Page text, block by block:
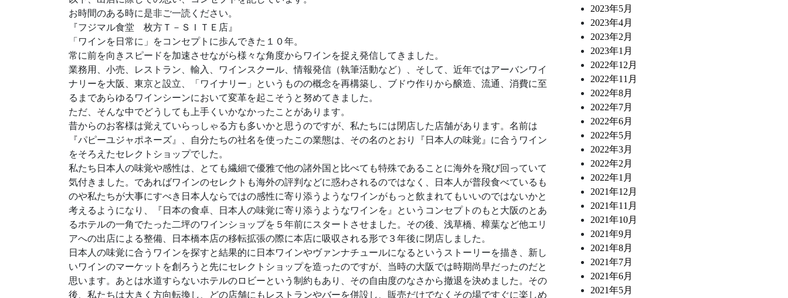
お時間のある時に是非ご一読ください。
『フジマル食堂 枚方Ｔ－ＳＩＴＥ店』
「ワインを日常に」をコンセプトに歩んできた１０年。
常に前を向きスピードを加速させながら様々な角度からワインを捉え発信してきました。
業務用、小売、レストラン、輸入、ワインスクール、情報発信（執筆活動など）、そして、近年ではアーバンワイ
ナリーを大阪、東京と設立、「ワイナリー」というものの概念を再構築し、ブドウ作りから醸造、流通、消費に至
るまであらゆるワインシーンにおいて変革を起こそうと努めてきました。
ただ、そんな中でどうしても上手くいかなかったことがあります。
昔からのお客様は覚えていらっしゃる方も多いかと思うのですが、私たちには閉店した店舗があります。名前は
『パピーユジャポネーズ』、自分たちの社名を使ったこの業態は、その名のとおり『日本人の味覚』に合うワイン
をそろえたセレクトショップでした。
私たち日本人の味覚や感性は、とても繊細で優雅で他の諸外国と比べても特殊であることに海外を飛び回っていて
気付きました。であればワインのセレクトも海外の評判などに惑わされるのではなく、日本人が普段食べているも
のや私たちが大事にすべき日本人ならではの感性に寄り添うようなワインがもっと飲まれてもいいのではないかと
考えるようになり、『日本の食卓、日本人の味覚に寄り添うようなワインを』というコンセプトのもと大阪のとあ
るホテルの一角でたった二坪のワインショップを５年前にスタートさせました。その後、浅草橋、樟葉など他エリ
アへの出店による整備、日本橋本店の移転拡張の際に本店に吸収される形で３年後に閉店しました。
日本人の味覚に合うワインを探すと結果的に日本ワインやヴァンナチュールになるというストーリーを描き、新し
いワインのマーケットを創ろうと先にセレクトショップを造ったのですが、当時の大阪では時期尚早だったのだと
思います。あとは水道すらないホテルのロビーという制約もあり、その自由度のなさから撤退を決めました。その
後、私たちは大きく方向転換し、どの店舗にもレストランやバーを併設し、販売だけでなくその場ですぐに楽しめ
2023年5月
2023年4月
2023年2月
2023年1月
2022年12月
2022年11月
2022年8月
2022年7月
2022年6月
2022年5月
2022年3月
2022年2月
2022年1月
2021年12月
2021年11月
2021年10月
2021年9月
2021年8月
2021年7月
2021年6月
2021年5月